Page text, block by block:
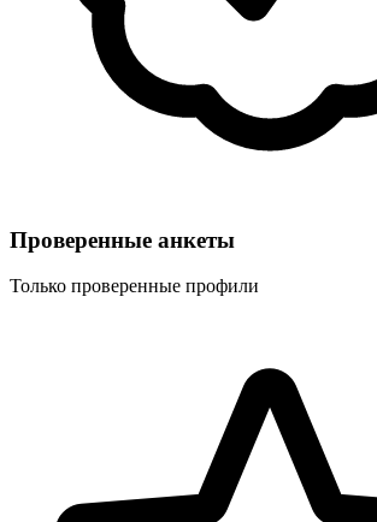
Проверенные анкеты
Только проверенные профили